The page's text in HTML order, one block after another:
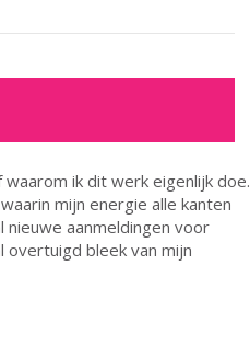
ik dit werk eigenlijk doe.
mijn energie alle kanten
nieuwe aanmeldingen voor
overtuigd bleek van mijn